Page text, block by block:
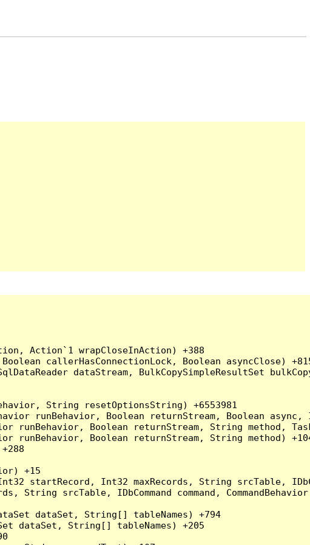
Action`1 wrapCloseInAction) +388
callerHasConnectionLock, Boolean asyncClose)
dataStream, BulkCopySimpleResultSet
String resetOptionsString) +6553981
runBehavior, Boolean returnStream, Boolean
runBehavior, Boolean returnStream, String method,
runBehavior, Boolean returnStream, String method)
+15
startRecord, Int32 maxRecords, String srcTable,
String srcTable, IDbCommand command,
dataSet, String[] tableNames) +794
dataSet, String[] tableNames) +205